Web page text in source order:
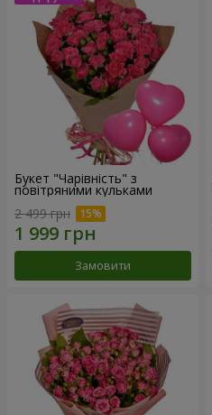
Букет "Чарівність" з
повітряними кульками
2 499 грн
Замовити